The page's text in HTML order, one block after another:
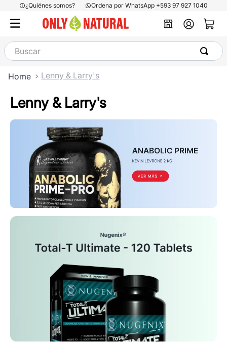
¿Quiénes somos? Ordena por WhatsApp +593 97 927 1040
Buscar
Lenny & Larry's
Lenny & Larry's